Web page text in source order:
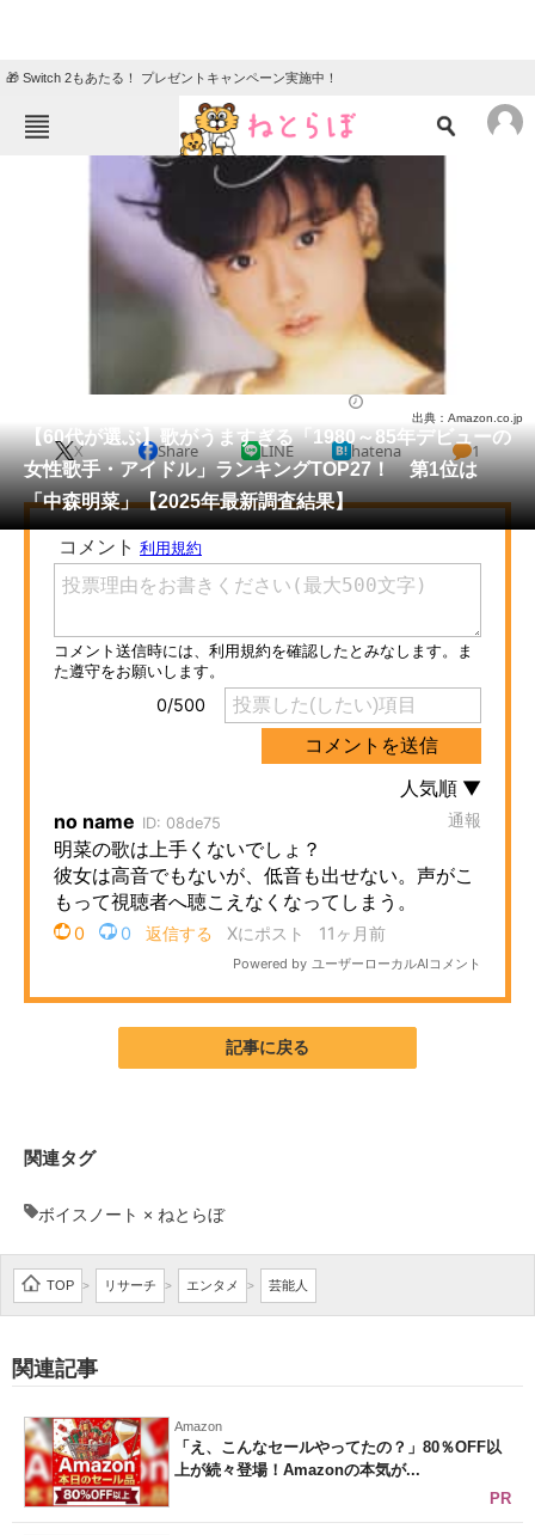
🎁 Switch 2もあたる！ プレゼントキャンペーン実施中！
ねとらぼメニュー
ニュース
クイズ
教育・育児
リサーチ
会員記事
メディア
注目記事を集めた総合ページ
ITの今と未来を見通す
スマホと通信の最新トレンド
進化するPCとデバイスの未来
AI活用のいまが分かる
企業ITのトレンドを詳説
経営リーダーのコミュニティ
マーケ×ITの今がよく分かる
ITエンジニア向け専門サイト
IT製品の技術・比較・事例
モノづくり技術者専門サイト
エレクトロニクス専門サイト
電子設計の基本と応用
建設×テクノロジーの最前線
ちょっと気になるネットの話題
【60代が選ぶ】歌がうますぎる「1980～85年デビューの
女性歌手・アイドル」ランキングTOP27！ 第1位は
「中森明菜」【2025年最新調査結果】
出典：Amazon.co.jp
X Share LINE hatena 1
記事に戻る
関連タグ
ボイスノート × ねとらぼ
TOP > リサーチ > エンタメ > 芸能人
関連記事
Amazon
「え、こんなセールやってたの？」80％OFF以
上が続々登場！Amazonの本気が...
PR